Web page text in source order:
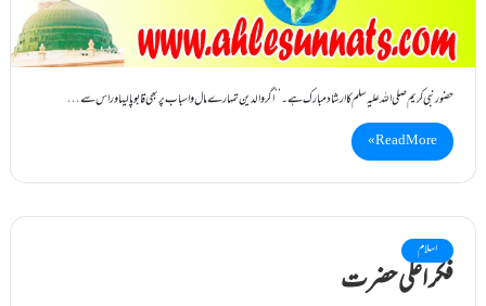
حضور نبی کریم صلی اللہ علیہ سلم کا ارشاد مبارک ہے ۔’’اگر والدین تمہارے مال واسباب پربھی قابو پالیںاوراس سے…
Read More »
اسلام
فکر اعلی حضرت